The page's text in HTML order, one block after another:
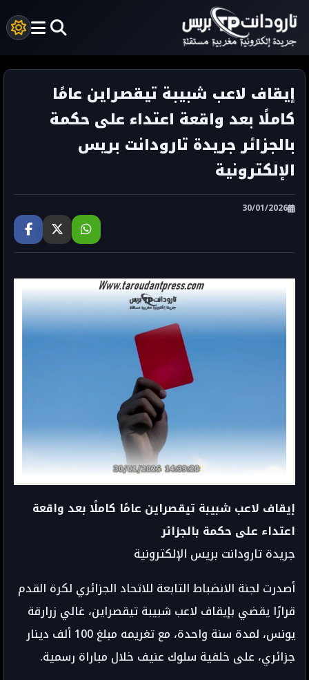
إيقاف لاعب شبيبة تيقصراين عامًا
كاملًا بعد واقعة اعتداء على حكمة
بالجزائر جريدة تارودانت بريس
الإلكترونية
30/01/2026
إيقاف لاعب شبيبة تيقصراين عامًا كاملًا بعد واقعة
اعتداء على حكمة بالجزائر
جريدة تارودانت بريس الإلكترونية
أصدرت لجنة الانضباط التابعة للاتحاد الجزائري لكرة القدم
قرارًا يقضي بإيقاف لاعب شبيبة تيقصراين، غالي زرارقة
يونس، لمدة سنة واحدة، مع تغريمه مبلغ 100 ألف دينار
جزائري، على خلفية سلوك عنيف خلال مباراة رسمية.